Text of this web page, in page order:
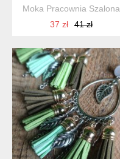
Moka Pracownia Szalona
37 zł
41 zł